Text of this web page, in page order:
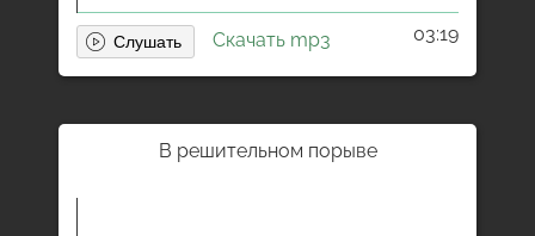
Скачать mp3 03:19
В решительном порыве